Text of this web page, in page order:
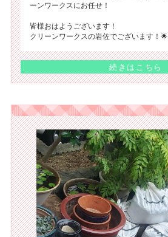
ーンワークスにお任せ！
皆様おはようございます！
クリーンワークスの岩佐でございます！🌟
続きはこちら